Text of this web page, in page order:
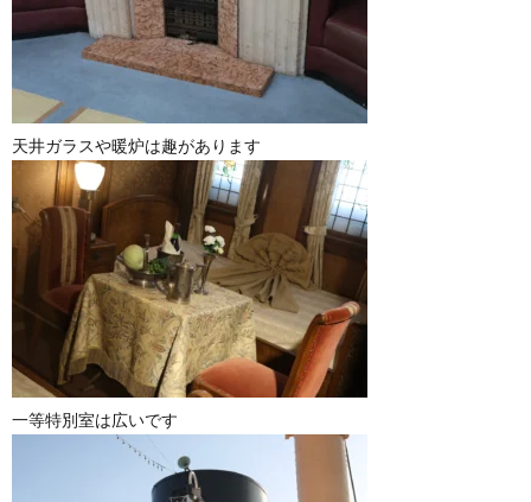
天井ガラスや暖炉は趣があります
一等特別室は広いです